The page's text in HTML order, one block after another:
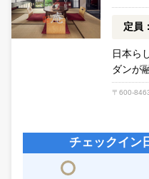
定員
日本ら
ダンが
〒600-